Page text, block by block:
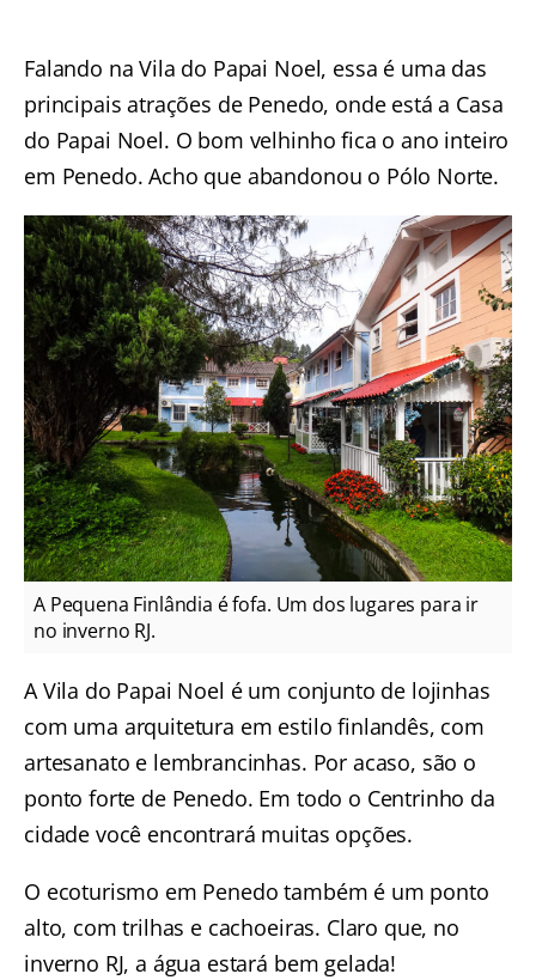
Falando na Vila do Papai Noel, essa é uma das
principais atrações de Penedo, onde está a Casa
do Papai Noel. O bom velhinho fica o ano inteiro
em Penedo. Acho que abandonou o Pólo Norte.
A Pequena Finlândia é fofa. Um dos lugares para ir
no inverno RJ.
A Vila do Papai Noel é um conjunto de lojinhas
com uma arquitetura em estilo finlandês, com
artesanato e lembrancinhas. Por acaso, são o
ponto forte de Penedo. Em todo o Centrinho da
cidade você encontrará muitas opções.
O ecoturismo em Penedo também é um ponto
alto, com trilhas e cachoeiras. Claro que, no
inverno RJ, a água estará bem gelada!